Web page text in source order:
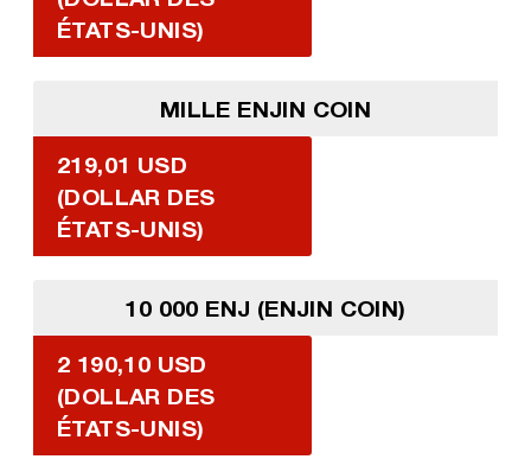
ÉTATS-UNIS)
MILLE ENJIN COIN
219,01 USD
(DOLLAR DES
ÉTATS-UNIS)
10 000 ENJ (ENJIN COIN)
2 190,10 USD
(DOLLAR DES
ÉTATS-UNIS)